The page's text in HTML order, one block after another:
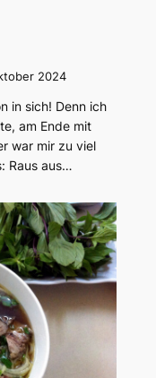
2024
in sich! Denn ich
am Ende mit
war mir zu viel
Raus aus…